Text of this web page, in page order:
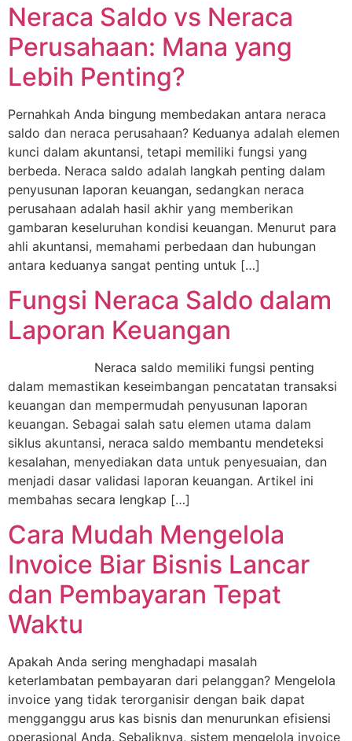
Neraca Saldo vs Neraca
Perusahaan: Mana yang
Lebih Penting?
Pernahkah Anda bingung membedakan antara neraca
saldo dan neraca perusahaan? Keduanya adalah elemen
kunci dalam akuntansi, tetapi memiliki fungsi yang
berbeda. Neraca saldo adalah langkah penting dalam
penyusunan laporan keuangan, sedangkan neraca
perusahaan adalah hasil akhir yang memberikan
gambaran keseluruhan kondisi keuangan. Menurut para
ahli akuntansi, memahami perbedaan dan hubungan
antara keduanya sangat penting untuk […]
Fungsi Neraca Saldo dalam
Laporan Keuangan
Neraca saldo memiliki fungsi penting
dalam memastikan keseimbangan pencatatan transaksi
keuangan dan mempermudah penyusunan laporan
keuangan. Sebagai salah satu elemen utama dalam
siklus akuntansi, neraca saldo membantu mendeteksi
kesalahan, menyediakan data untuk penyesuaian, dan
menjadi dasar validasi laporan keuangan. Artikel ini
membahas secara lengkap […]
Cara Mudah Mengelola
Invoice Biar Bisnis Lancar
dan Pembayaran Tepat
Waktu
Apakah Anda sering menghadapi masalah
keterlambatan pembayaran dari pelanggan? Mengelola
invoice yang tidak terorganisir dengan baik dapat
mengganggu arus kas bisnis dan menurunkan efisiensi
operasional Anda. Sebaliknya, sistem mengelola invoice